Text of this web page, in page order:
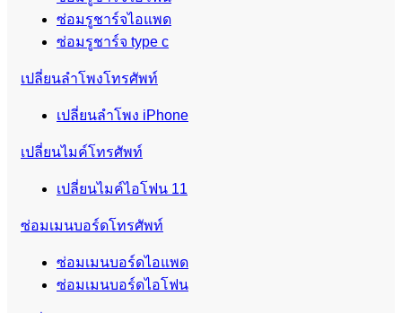
ซ่อมรูชาร์จไอแพด
ซ่อมรูชาร์จ type c
เปลี่ยนลำโพงโทรศัพท์
เปลี่ยนลำโพง iPhone
เปลี่ยนไมค์โทรศัพท์
เปลี่ยนไมค์ไอโฟน 11
ซ่อมเมนบอร์ดโทรศัพท์
ซ่อมเมนบอร์ดไอแพด
ซ่อมเมนบอร์ดไอโฟน